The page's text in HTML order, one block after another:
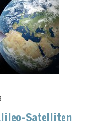
Satelliten